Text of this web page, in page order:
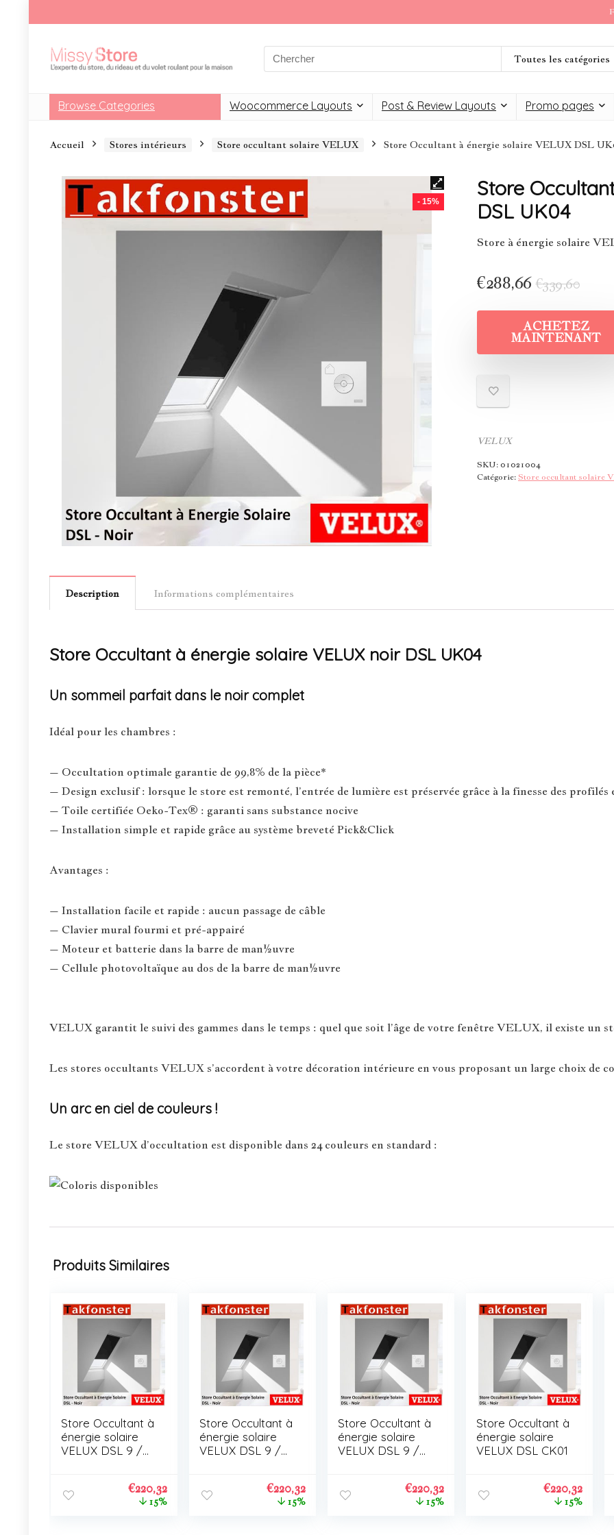
Toutes les catégories
Browse Categories Woocommerce Layouts Post & Review Layouts Promo pages
Accueil Stores intérieurs Store occultant solaire VELUX Store Occultant à énergie solaire VELUX DSL
- 15%
Store
DSL UK04
Store à énergie solaire
€339,60
€288,66
ACHETEZ
MAINTENANT
VELUX
SKU:01021004
Catégorie:Store occultant solaire
Description Informations complémentaires
Store Occultant à énergie solaire VELUX noir DSL UK04
Un sommeil parfait dans le noir complet
Idéal pour les chambres :
– Occultation optimale garantie de 99,8% de la pièce*
– Design exclusif : lorsque le store est remonté, l’entrée de lumière est préservée grâce à la finesse des profilés
– Toile certifiée Oeko-Tex® : garanti sans substance nocive
– Installation simple et rapide grâce au système breveté Pick&Click
Avantages :
– Installation facile et rapide : aucun passage de câble
– Clavier mural fourmi et pré-appairé
– Moteur et batterie dans la barre de man½uvre
– Cellule photovoltaïque au dos de la barre de man½uvre
VELUX garantit le suivi des gammes dans le temps : quel que soit l’âge de votre fenêtre VELUX, il existe un
Les stores occultants VELUX s’accordent à votre décoration intérieure en vous proposant un large choix de
Un arc en ciel de couleurs !
Le store VELUX d’occultation est disponible dans 24 couleurs en standard :
Produits Similaires
Store Occultant à
énergie solaire
VELUX DSL 9 /
€220,32
15%
Store Occultant à
énergie solaire
VELUX DSL 9 /
€220,32
15%
Store Occultant à
énergie solaire
VELUX DSL 9 /
€220,32
15%
Store Occultant à
énergie solaire
VELUX DSL CK01
€220,32
15%